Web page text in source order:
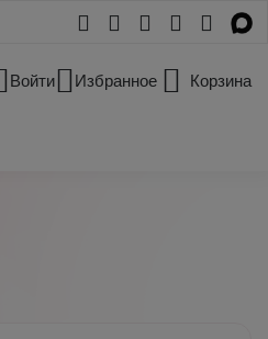
Войти Избранное Корзина